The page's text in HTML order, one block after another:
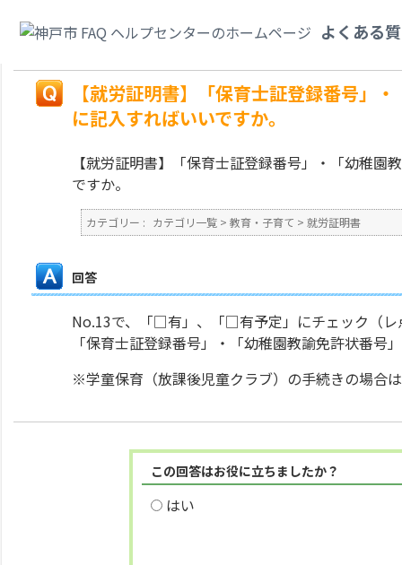
よくある
こに記入すればいいですか。
【就労証明書】「保育士証登録番号」
に記入すればいいですか。
【就労証明書】「保育士証登録番号」・「幼稚
ですか。
カテゴリー : カテゴリ一覧 > 教育・子育て > 就労証明書
回答
No.13で、「□有」、「□有予定」にチェック（
「保育士証登録番号」・「幼稚園教諭免許状番
※学童保育（放課後児童クラブ）の手続きの場合
この回答はお役に立ちましたか？
はい